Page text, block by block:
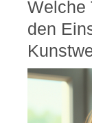
Welche
den